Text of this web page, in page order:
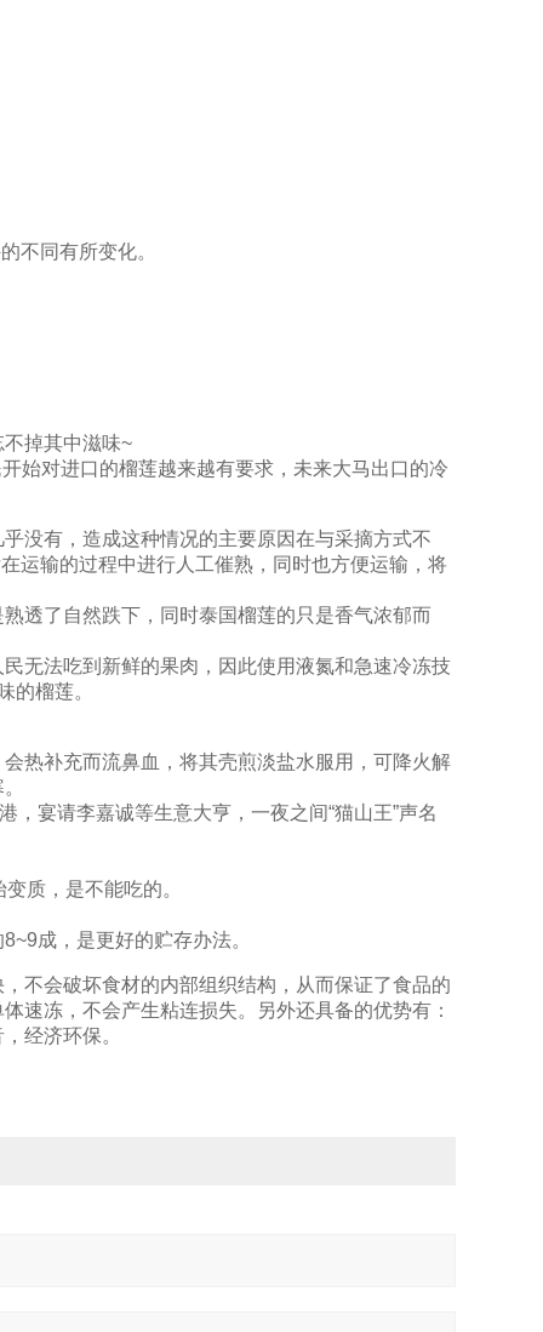
不同有所变化。
掉其中滋味~
始对进口的榴莲越来越有要求，未来大马出口的冷
没有，造成这种情况的主要原因在与采摘方式不
运输的过程中进行人工催熟，同时也方便运输，将
透了自然跌下，同时泰国榴莲的只是香气浓郁而
无法吃到新鲜的果肉，因此使用液氮和急速冷冻技
的榴莲。
热补充而流鼻血，将其壳煎淡盐水服用，可降火解
宴请李嘉诚等生意大亨，一夜之间“猫山王”声名
质，是不能吃的。
成，是更好的贮存办法。
不会破坏食材的内部组织结构，从而保证了食品的
速冻，不会产生粘连损失。另外还具备的优势有：
经济环保。